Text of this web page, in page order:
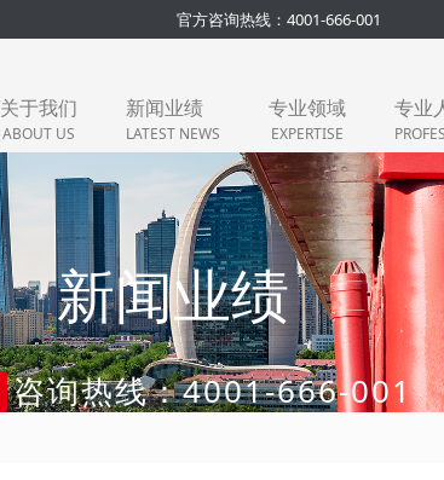
官方咨询热线：4001-666-001
关于我们
ABOUT US
新闻业绩
LATEST NEWS
专业领域
EXPERTISE
专业
新闻业绩
咨询热线：4001-666-001